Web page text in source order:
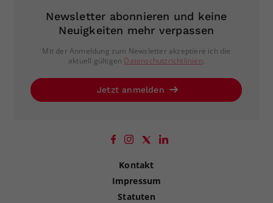
Newsletter abonnieren und keine
Neuigkeiten mehr verpassen
Mit der Anmeldung zum Newsletter akzeptiere ich die
aktuell gültigen Datenschutzrichtlinien.
Jetzt anmelden
Kontakt
Impressum
Statuten